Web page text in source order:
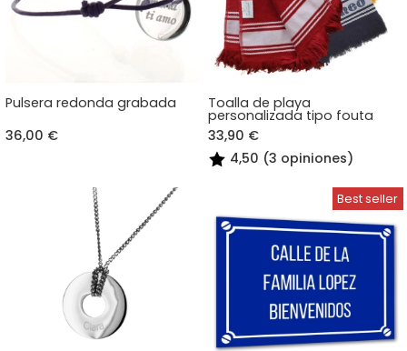
Pulsera redonda grabada
36,00 €
Toalla de playa
personalizada tipo fouta
33,90 €
4,50 (3 opiniones)